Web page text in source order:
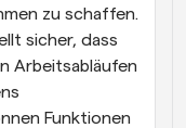
zu schaffen.
sicher, dass
Arbeitsabläufen
Funktionen